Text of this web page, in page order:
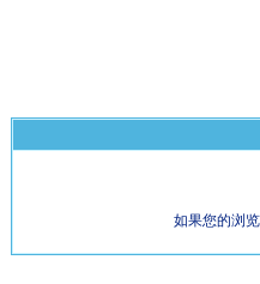
如果您的浏